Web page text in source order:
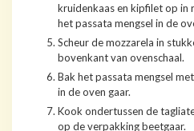
kruidenkaas en kipfilet op in
het passata mengsel in de
Scheur de mozzarela in
bovenkant van ovenschaal.
Bak het passata mengsel
in de oven gaar.
Kook ondertussen de
op de verpakking beetgaar.